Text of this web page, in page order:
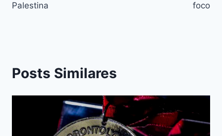
Palestina foco
Posts Similares